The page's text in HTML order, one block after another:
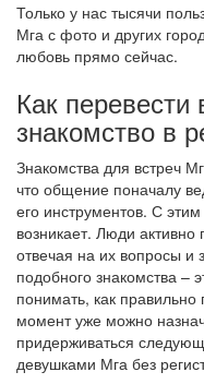
Только у нас тысячи
Мга с фото и других
любовь прямо сейчас.
Как перевести
знакомство в
Знакомства для встреч
что общение поначалу
его инструментов. С
возникает. Люди
отвечая на их вопросы и
подобного знакомства –
понимать, как правильно
момент уже можно
придерживаться
девушками Мга без